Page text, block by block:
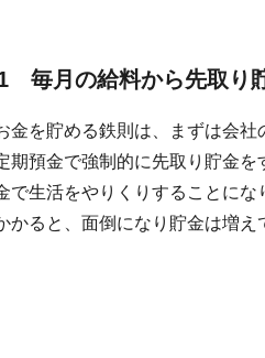
毎月の給料から先取り
金を貯める鉄則は、まずは会
期預金で強制的に先取り貯金
で生活をやりくりすることに
かると、面倒になり貯金は増え